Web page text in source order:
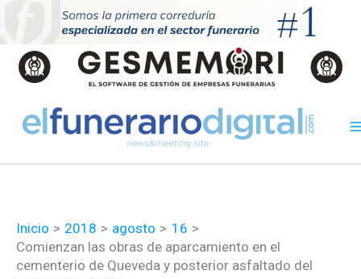
contenido
Inicio 2018 agosto
16
Comienzan las obras de aparcamiento en el
cementerio de Queveda y posterior asfaltado del